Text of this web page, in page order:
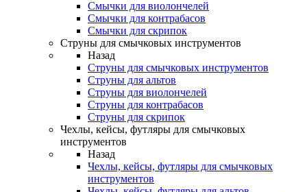
Смычки для виолончелей
Смычки для контрабасов
Смычки для скрипок
Струны для смычковых инструментов
Назад
Струны для смычковых инструментов
Струны для альтов
Струны для виолончелей
Струны для контрабасов
Струны для скрипок
Чехлы, кейсы, футляры для смычковых
инструментов
Назад
Чехлы, кейсы, футляры для смычковых
инструментов